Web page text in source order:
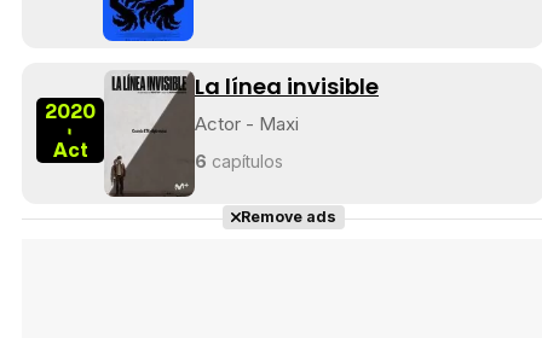
2020
-
Act
La línea invisible
Actor - Maxi
6 capítulos
Remove ads